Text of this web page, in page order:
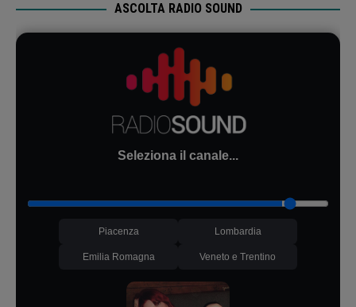
ASCOLTA RADIO SOUND
Seleziona il canale...
Piacenza Lombardia
Emilia Romagna Veneto e Trentino